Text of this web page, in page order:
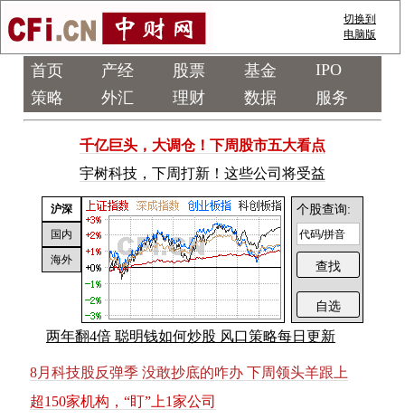
切换到
电脑版
首页 产经 股票 基金
IPO
策略
外汇 理财 数据 服务
千亿巨头，大调仓！下周股市五大看点
宇树科技 ， 下周打新 ！ 这些公司 将受益
沪深
国内
海外
个股查询:
两年翻4倍 聪明钱如何炒股 风口策略每日更新
8月科技股反弹季 没敢抄底的咋办 下周领头羊跟上
超1 50家机构 ， “盯” 上1家公司